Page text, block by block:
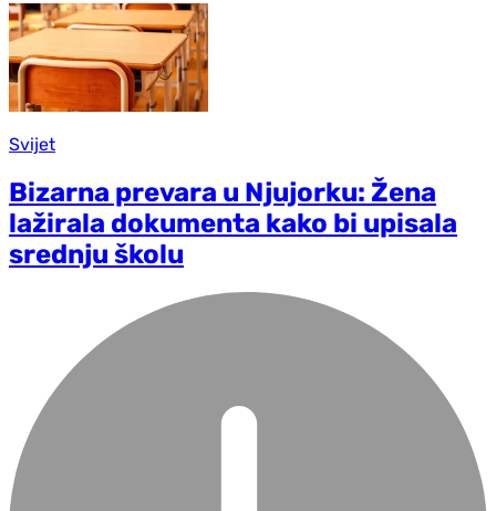
Svijet
Bizarna prevara u Njujorku: Žena
lažirala dokumenta kako bi upisala
srednju školu